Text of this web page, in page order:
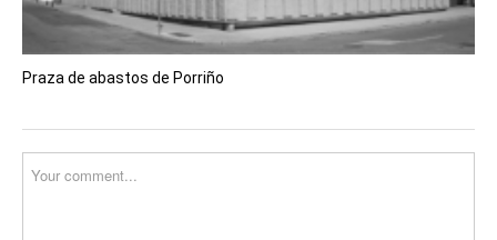
Praza de abastos de Porriño